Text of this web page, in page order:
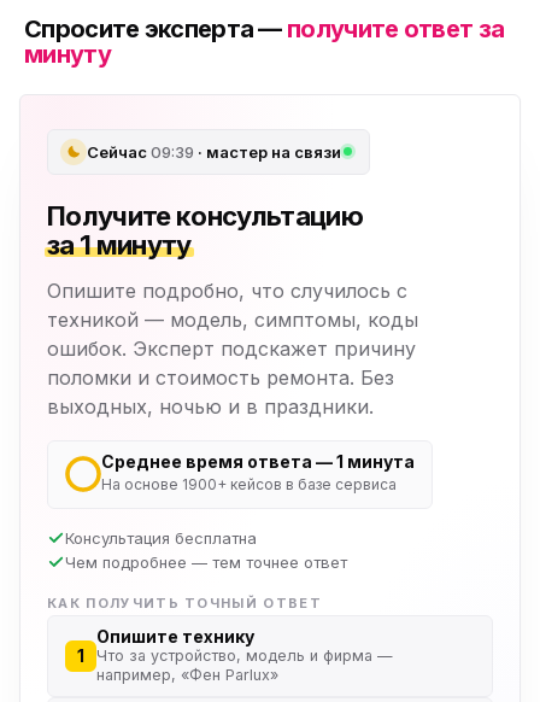
Спросите эксперта — получите ответ за
минуту
Сейчас09:39 · мастер на связи
Получите консультацию
за 1 минуту
Опишите подробно, что случилось с
техникой — модель, симптомы, коды
ошибок. Эксперт подскажет причину
поломки и стоимость ремонта. Без
выходных, ночью и в праздники.
Среднее время ответа — 1 минута
На основе 1900+ кейсов в базе сервиса
Консультация бесплатна
Чем подробнее — тем точнее ответ
КАК ПОЛУЧИТЬ ТОЧНЫЙ ОТВЕТ
1
Опишите технику
Что за устройство, модель и фирма —
например, «Фен Parlux»